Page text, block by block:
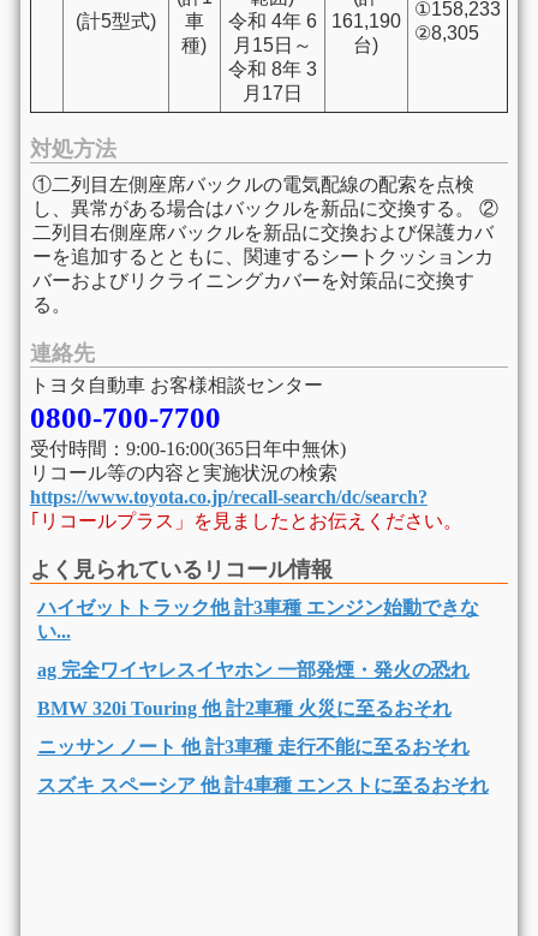
(計5型式)
車
種)
令和 4年 6
月15日～
令和 8年 3
月17日
161,190
台)
①158,233
②8,305
対処方法
①二列目左側座席バックルの電気配線の配索を点検
し、異常がある場合はバックルを新品に交換する。 ②
二列目右側座席バックルを新品に交換および保護カバ
ーを追加するとともに、関連するシートクッションカ
バーおよびリクライニングカバーを対策品に交換す
る。
連絡先
トヨタ自動車 お客様相談センター
0800-700-7700
受付時間：9:00-16:00(365日年中無休)
リコール等の内容と実施状況の検索
https://www.toyota.co.jp/recall-search/dc/search?
｢リコールプラス」を見ましたとお伝えください。
よく見られているリコール情報
ハイゼットトラック他 計3車種 エンジン始動できな
い...
ag 完全ワイヤレスイヤホン 一部発煙・発火の恐れ
BMW 320i Touring 他 計2車種 火災に至るおそれ
ニッサン ノート 他 計3車種 走行不能に至るおそれ
スズキ スペーシア 他 計4車種 エンストに至るおそれ